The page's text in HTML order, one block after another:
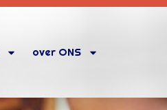
over ONS